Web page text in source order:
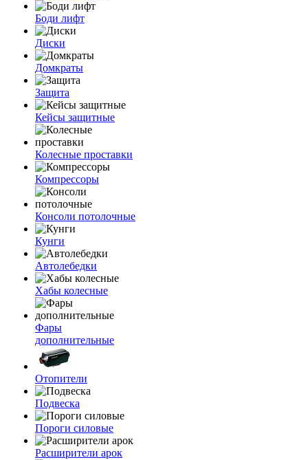
Боди лифт
Диски
Домкраты
Защита
Кейсы защитные
Колесные проставки
Компрессоры
Консоли потолочные
Кунги
Автолебедки
Хабы колесные
Фары
дополнительные
Отопители
Подвеска
Пороги силовые
Расширители арок